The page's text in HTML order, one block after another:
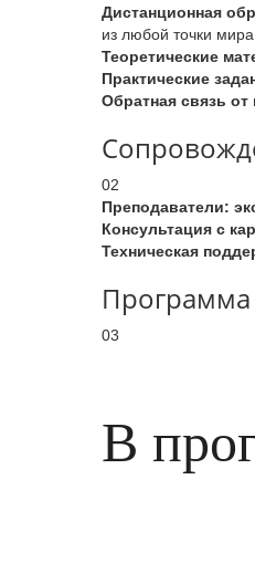
Дистанционная
из любой точки мира
Теоретические
Практические
Обратная связь от
02
Преподаватели:
Консультация с
Техническая
Программа
03
В